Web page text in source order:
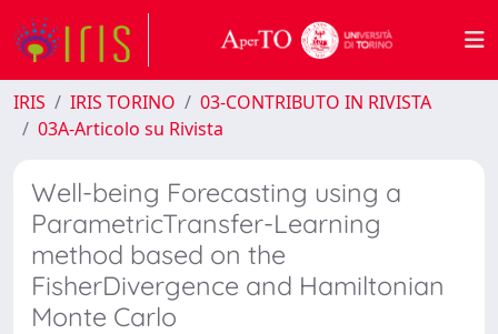
IRIS IRIS TORINO
03-CONTRIBUTO IN RIVISTA
03A-Articolo su Rivista
Well-being Forecasting using a
ParametricTransfer-Learning
method based on the
FisherDivergence and Hamiltonian
Monte Carlo